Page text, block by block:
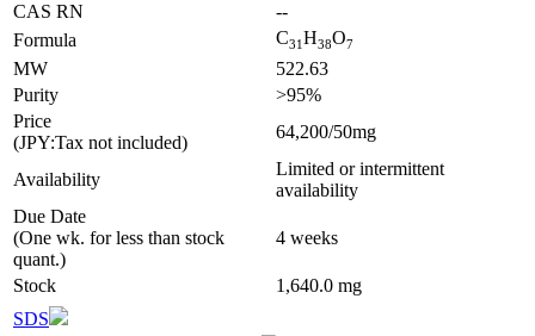
CAS RN
--
Formula
C31H38O7
MW
522.63
Purity
>95%
Price
(JPY:Tax not included)
64,200/50mg
Availability
Limited or intermittent
availability
Due Date
(One wk. for less than stock
quant.)
4 weeks
Stock
1,640.0 mg
SDS